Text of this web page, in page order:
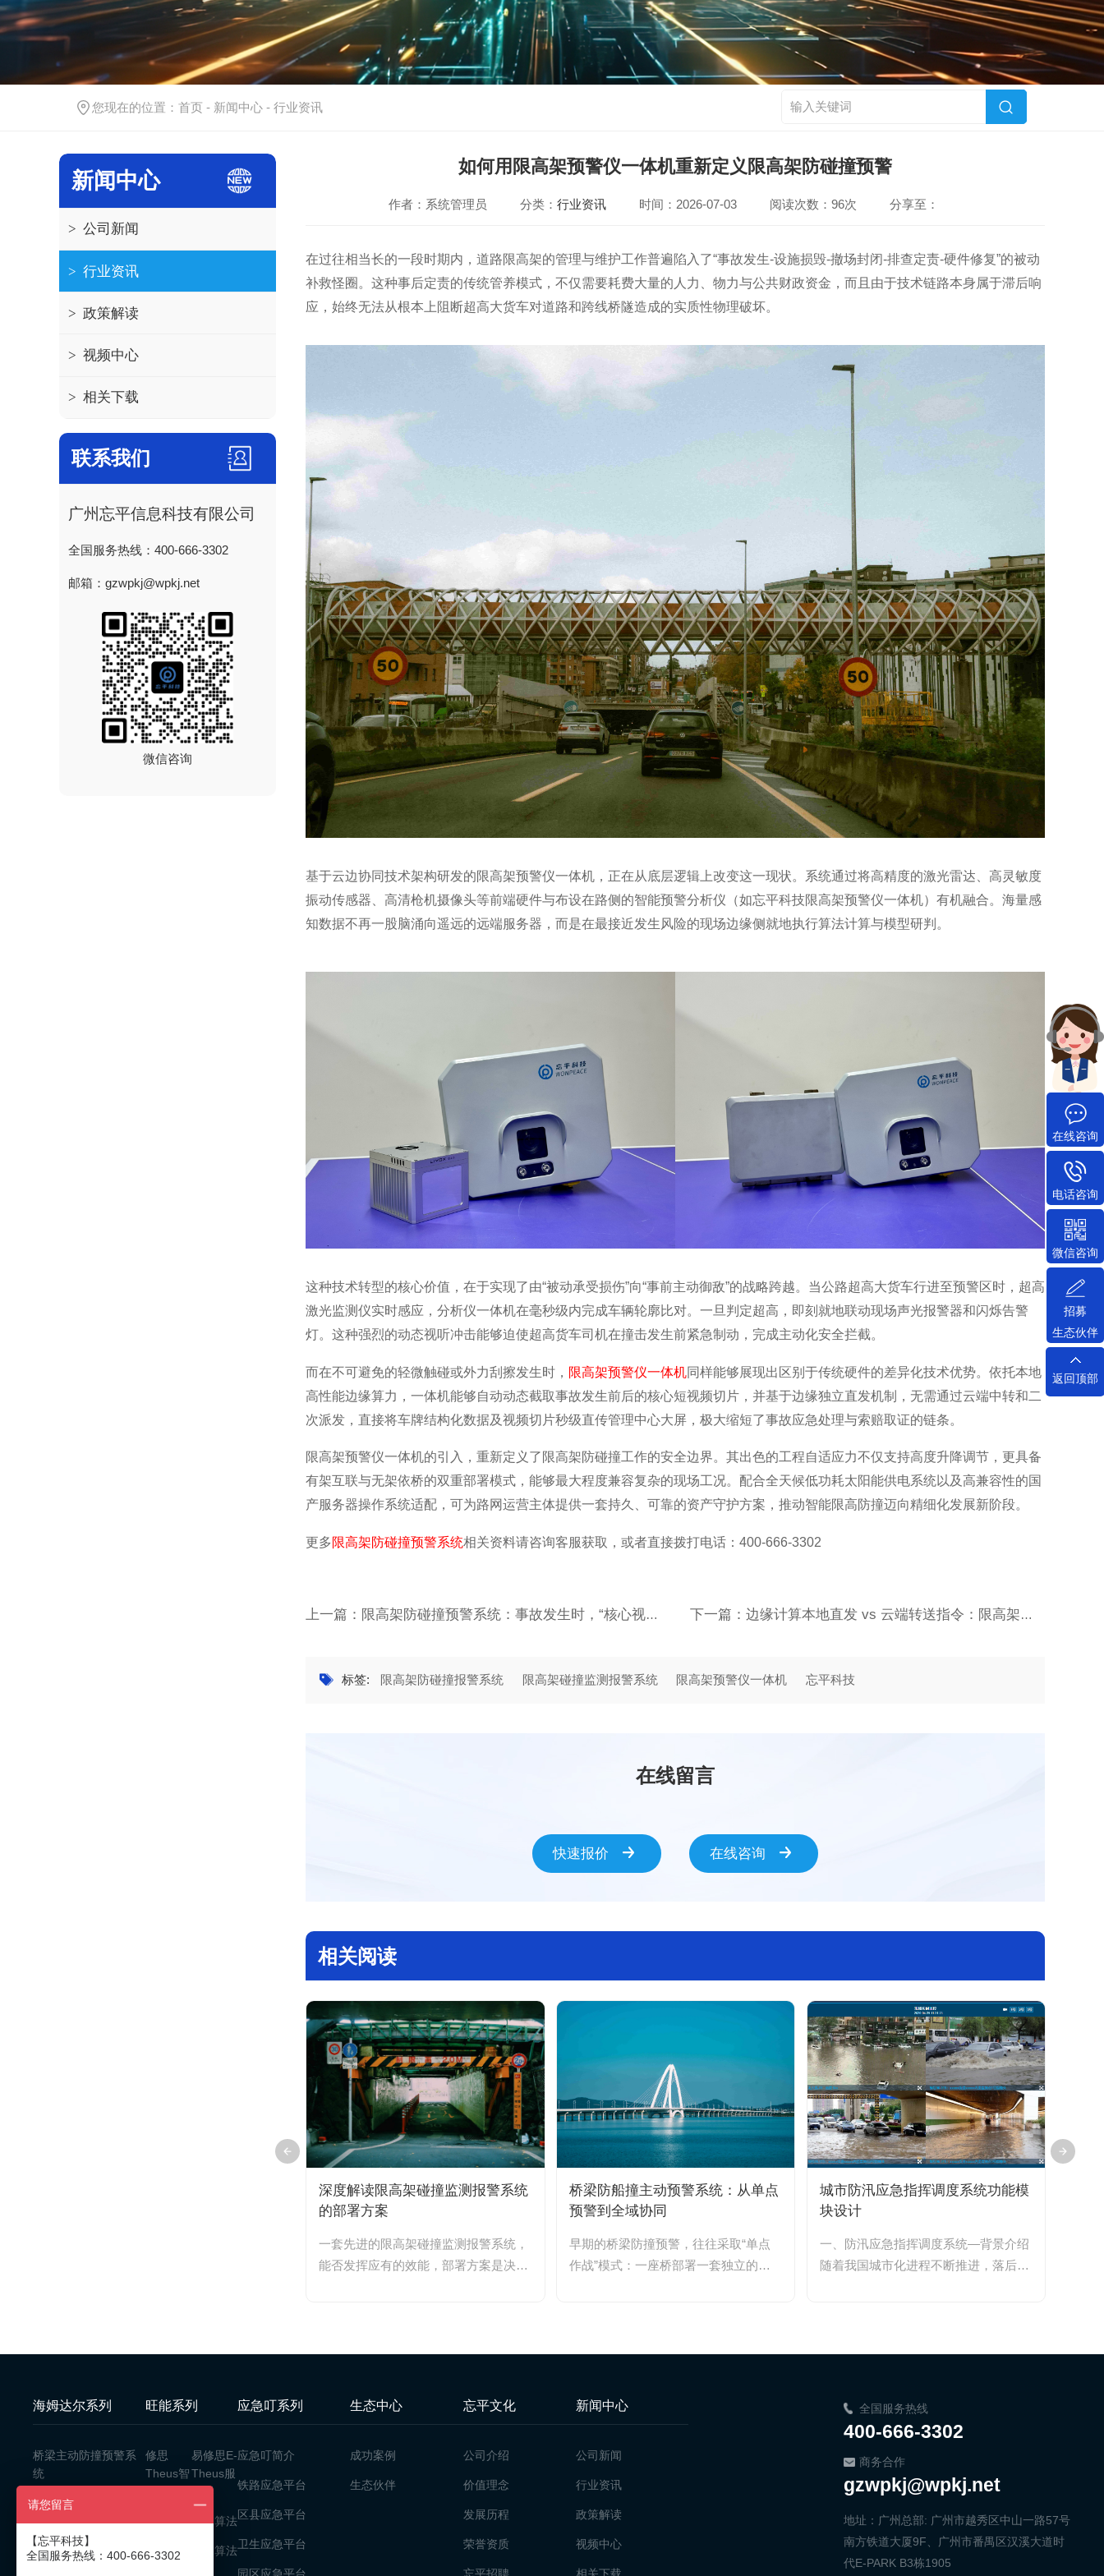
您现在的位置：首页 - 新闻中心 -行业资讯
新闻中心
> 公司新闻
> 行业资讯
> 政策解读
> 视频中心
> 相关下载
联系我们
广州忘平信息科技有限公司
全国服务热线：400-666-3302
邮箱：gzwpkj@wpkj.net
微信咨询
如何用限高架预警仪一体机重新定义限高架防碰撞预警
作者：系统管理员 分类： 行业资讯 时间：2026-07-03 阅读次数：96次 分享至：
在过往相当长的一段时期内，道路限高架的管理与维护工作普遍陷入了“事故发生-设施损毁-撤场封闭-排查定责-硬件修复”的被动
补救怪圈。这种事后定责的传统管养模式，不仅需要耗费大量的人力、物力与公共财政资金，而且由于技术链路本身属于滞后响
应，始终无法从根本上阻断超高大货车对道路和跨线桥隧造成的实质性物理破坏。
基于云边协同技术架构研发的限高架预警仪一体机，正在从底层逻辑上改变这一现状。系统通过将高精度的激光雷达、高灵敏度
振动传感器、高清枪机摄像头等前端硬件与布设在路侧的智能预警分析仪（如忘平科技限高架预警仪一体机）有机融合。海量感
知数据不再一股脑涌向遥远的远端服务器，而是在最接近发生风险的现场边缘侧就地执行算法计算与模型研判。
这种技术转型的核心价值，在于实现了由“被动承受损伤”向“事前主动御敌”的战略跨越。当公路超高大货车行进至预警区时，超高
激光监测仪实时感应，分析仪一体机在毫秒级内完成车辆轮廓比对。一旦判定超高，即刻就地联动现场声光报警器和闪烁告警
灯。这种强烈的动态视听冲击能够迫使超高货车司机在撞击发生前紧急制动，完成主动化安全拦截。
而在不可避免的轻微触碰或外力刮擦发生时， 限高架预警仪一体机同样能够展现出区别于传统硬件的差异化技术优势。依托本地
高性能边缘算力，一体机能够自动动态截取事故发生前后的核心短视频切片，并基于边缘独立直发机制，无需通过云端中转和二
次派发，直接将车牌结构化数据及视频切片秒级直传管理中心大屏，极大缩短了事故应急处理与索赔取证的链条。
限高架预警仪一体机的引入，重新定义了限高架防碰撞工作的安全边界。其出色的工程自适应力不仅支持高度升降调节，更具备
有架互联与无架依桥的双重部署模式，能够最大程度兼容复杂的现场工况。配合全天候低功耗太阳能供电系统以及高兼容性的国
产服务器操作系统适配，可为路网运营主体提供一套持久、可靠的资产守护方案，推动智能限高防撞迈向精细化发展新阶段。
更多限高架防碰撞预警系统相关资料请咨询客服获取，或者直接拨打电话：400-666-3302
上一篇：限高架防碰撞预警系统：事故发生时，“核心视频切片自动截取”到底能省多少事？ 下一篇：边缘计算本地直发 vs 云端转送指令：限高架防撞预警中，丢失的“2秒钟”意味着什么？
标签: 限高架防碰撞报警系统 限高架碰撞监测报警系统 限高架预警仪一体机 忘平科技
在线留言
快速报价 在线咨询
相关阅读
深度解读限高架碰撞监测报警系统
的部署方案
一套先进的限高架碰撞监测报警系统，
能否发挥应有的效能，部署方案是决定
桥梁防船撞主动预警系统：从单点
预警到全域协同
早期的桥梁防撞预警，往往采取“单点
作战”模式：一座桥部署一套独立的监
城市防汛应急指挥调度系统功能模
块设计
一、防汛应急指挥调度系统—背景介绍
随着我国城市化进程不断推进，落后的
海姆达尔系列
桥梁主动防撞预警系
统
限高架防碰撞监测报
警系统
水位流速监测预警系
旺能系列
修思
Theus智
易修思E-
Theus服
务器
Wonen
操作系统
更多算法
更多算法
应急叮系列
应急叮简介
铁路应急平台
区县应急平台
卫生应急平台
生态中心
成功案例
生态伙伴
忘平文化
公司介绍
价值理念
发展历程
荣誉资质
新闻中心
公司新闻
行业资讯
政策解读
视频中心
全国服务热线
400-666-3302
商务合作
gzwpkj@wpkj.net
地址：广州总部: 广州市越秀区中山一路57号
南方铁道大厦9F、广州市番禺区汉溪大道时
代E-PARK B3栋1905
在线咨询
电话咨询
微信咨询
招募
生态伙伴
返回顶部
请您留言
【忘平科技】